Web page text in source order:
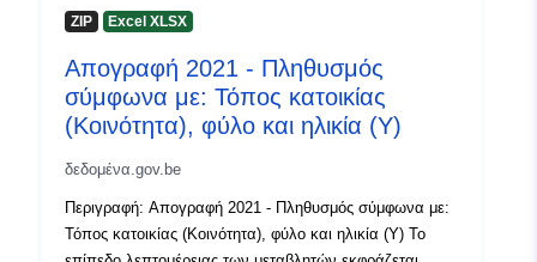
- 31 December 2021
763/2008 Περισσότερες πληροφορίες, στοιχεία και
ZIP Excel XLSX
Απογραφή 2021 - Πληθυσμός
σύμφωνα με: Τόπος κατοικίας
(Κοινότητα), φύλο και ηλικία (Υ)
δεδομένα.gov.be
Περιγραφή: Απογραφή 2021 - Πληθυσμός σύμφωνα με:
Τόπος κατοικίας (Κοινότητα), φύλο και ηλικία (Υ) Το